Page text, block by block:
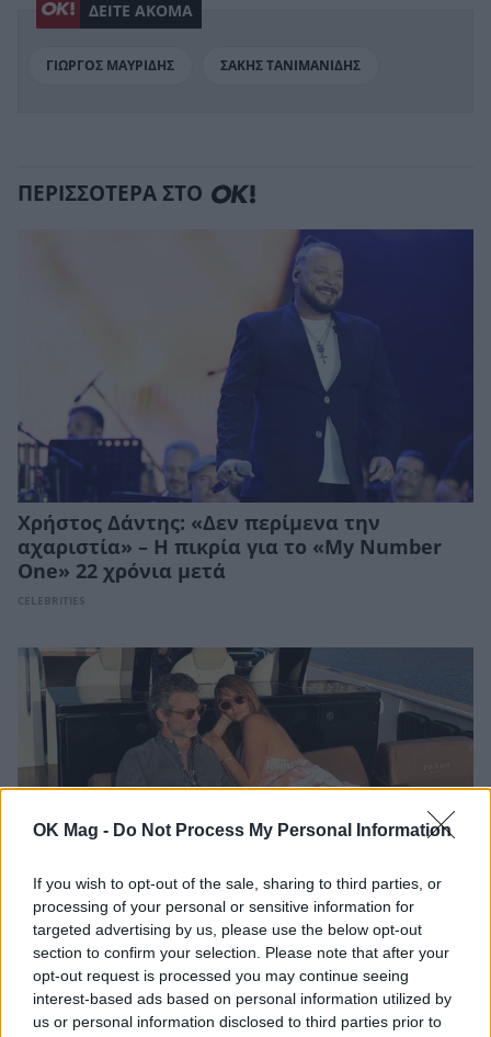
OK Mag - Do Not Process My Personal Information
If you wish to opt-out of the sale, sharing to third parties, or
processing of your personal or sensitive information for
targeted advertising by us, please use the below opt-out
section to confirm your selection. Please note that after your
opt-out request is processed you may continue seeing
interest-based ads based on personal information utilized by
us or personal information disclosed to third parties prior to
ΔΕΙΤΕ ΑΚΟΜΑ
ΓΙΩΡΓΟΣ ΜΑΥΡΙΔΗΣ ΣΑΚΗΣ ΤΑΝΙΜΑΝΙΔΗΣ
ΠΕΡΙΣΣΟΤΕΡΑ ΣΤΟ
Χρήστος Δάντης: «Δεν περίμενα την
αχαριστία» – Η πικρία για το «My Number
One» 22 χρόνια μετά
CELEBRITIES
Γενέθλια για τον Φίλιππο Μιχόπουλο: Η
ερωτική εξομολόγηση της Κωνσταντίνας
Ευρυπίδου – «Κάνεις τη ζωή μου
ομορφότερη»